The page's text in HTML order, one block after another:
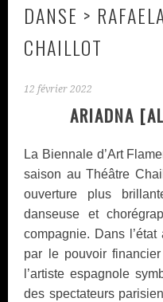
DANSE >
CHAILLOT
12 février 2022
ARIADNA
La Biennale d’Art
saison au Théâtre
ouverture plus
danseuse et
compagnie. Dans
par le pouvoir
l’artiste espagnole
des spectateurs